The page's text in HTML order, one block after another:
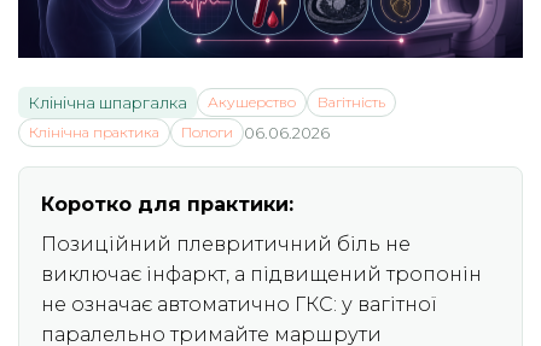
Клінічна шпаргалка Акушерство
Вагітність
Клінічна практика
Пологи 06.06.2026
Коротко для практики:
Позиційний плевритичний біль не
виключає інфаркт, а підвищений тропонін
не означає автоматично ГКС: у вагітної
паралельно тримайте маршрути